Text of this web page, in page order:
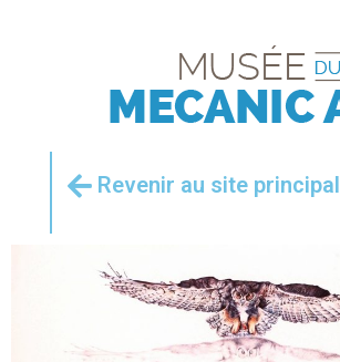
Revenir au site principal